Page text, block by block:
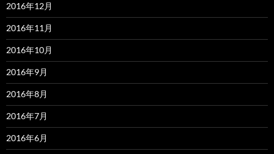
2016年12月
2016年11月
2016年10月
2016年9月
2016年8月
2016年7月
2016年6月